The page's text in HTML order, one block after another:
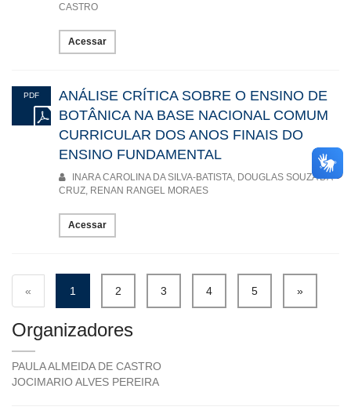
CASTRO
Acessar
PDF
ANÁLISE CRÍTICA SOBRE O ENSINO DE
BOTÂNICA NA BASE NACIONAL COMUM
CURRICULAR DOS ANOS FINAIS DO
ENSINO FUNDAMENTAL
INARA CAROLINA DA SILVA-BATISTA, DOUGLAS SOUZA DA
CRUZ, RENAN RANGEL MORAES
Acessar
« 1 2 3 4 5 »
Organizadores
PAULA ALMEIDA DE CASTRO
JOCIMARIO ALVES PEREIRA